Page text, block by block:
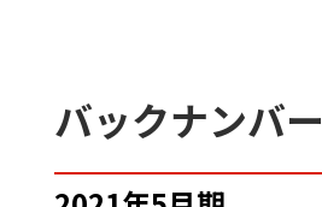
バックナンバー